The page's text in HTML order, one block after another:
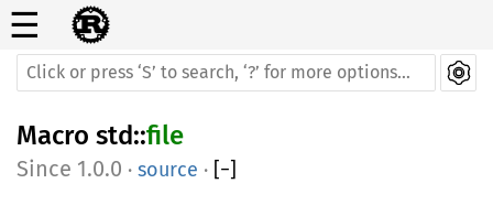
☰
Macro std::file
1.0.0 · source · [−]